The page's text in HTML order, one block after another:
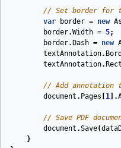
// Set border for
var
border = new
border.Width = 5;
border. Dash = new
textAnnotation.
textAnnotation. Rect
// Add annotation
document . Pages 1 ].
// Save PDF
document .Save(
}